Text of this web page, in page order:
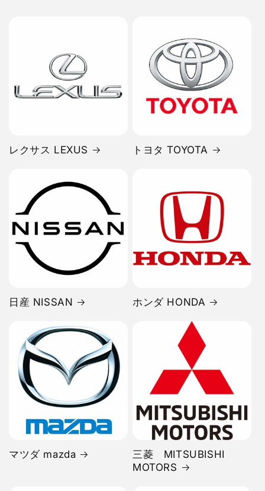
レクサス LEXUS トヨタ TOYOTA
日産 NISSAN ホンダ HONDA
マツダ mazda
三菱 MITSUBISHI
MOTORS